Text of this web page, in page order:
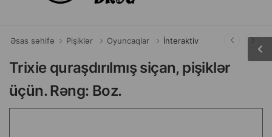
Əsas səhifə Pişiklər Oyuncaqlar İnteraktiv
Trixie quraşdırılmış siçan, pişiklər
üçün. Rəng: Boz.